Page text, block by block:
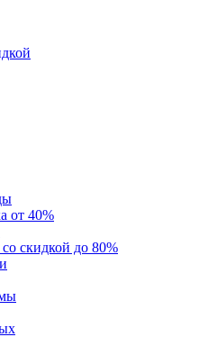
от 40%
скидкой до 80%